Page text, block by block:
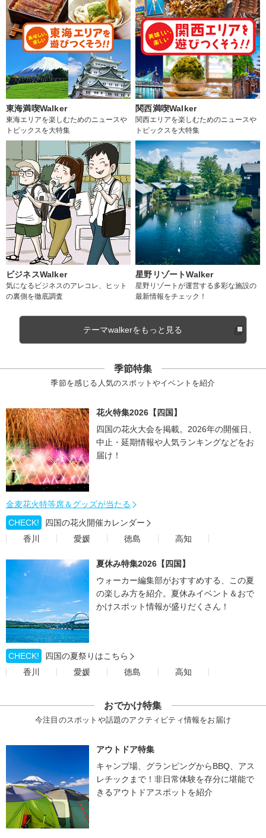
東海満喫Walker
東海エリアを楽しむためのニュースや
トピックスを大特集
関西満喫Walker
関西エリアを楽しむためのニュースや
トピックスを大特集
ビジネスWalker
気になるビジネスのアレコレ、ヒット
の裏側を徹底調査
星野リゾートWalker
星野リゾートが運営する多彩な施設の
最新情報をチェック！
テーマwalkerをもっと見る
季節特集
季節を感じる人気のスポットやイベントを紹介
花火特集2026【四国】
四国の花火大会を掲載。2026年の開催日、
中止・延期情報や人気ランキングなどをお
届け！
金麦花火特等席＆グッズが当たる
CHECK!
四国の花火開催カレンダー
香川
愛媛 徳島 高知
夏休み特集2026【四国】
ウォーカー編集部がおすすめする、この夏
の楽しみ方を紹介。夏休みイベント＆おで
かけスポット情報が盛りだくさん！
CHECK!
四国の夏祭りはこちら
香川
愛媛 徳島 高知
おでかけ特集
今注目のスポットや話題のアクティビティ情報をお届け
アウトドア特集
キャンプ場、グランピングからBBQ、アス
レチックまで！非日常体験を存分に堪能で
きるアウトドアスポットを紹介